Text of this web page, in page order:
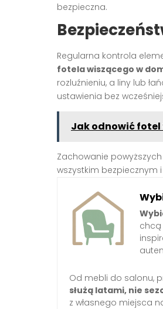
bezpieczna.
Regularna kontrola
fotela wiszącego w
rozluźnieniu, a liny lub
ustawienia bez
Jak odnowić
Zachowanie
wszystkim
chcą
Od mebli do salonu,
służą latami, nie
z własnego miejsca